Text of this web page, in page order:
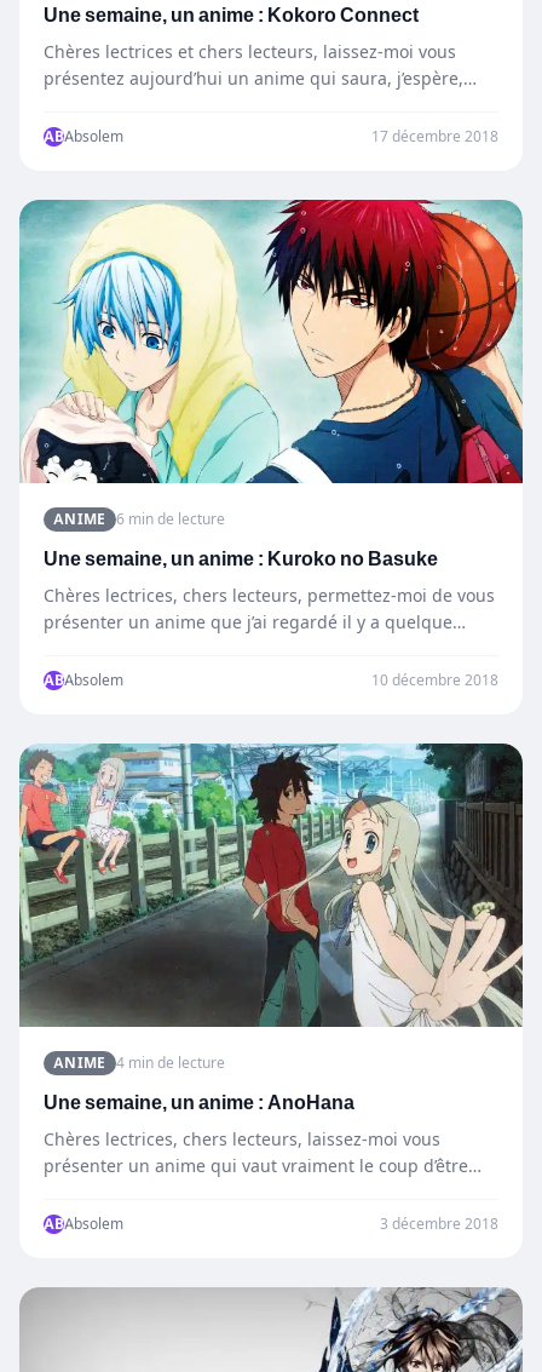
Une semaine, un anime : Kokoro Connect
Chères lectrices et chers lecteurs, laissez-moi vous
présentez aujourd’hui un anime qui saura, j’espère,
ABAbsolem 17 décembre 2018
ANIME 6 min de lecture
Une semaine, un anime : Kuroko no Basuke
Chères lectrices, chers lecteurs, permettez-moi de vous
présenter un anime que j’ai regardé il y a quelque
ABAbsolem 10 décembre 2018
ANIME 4 min de lecture
Une semaine, un anime : AnoHana
Chères lectrices, chers lecteurs, laissez-moi vous
présenter un anime qui vaut vraiment le coup d’être
ABAbsolem 3 décembre 2018